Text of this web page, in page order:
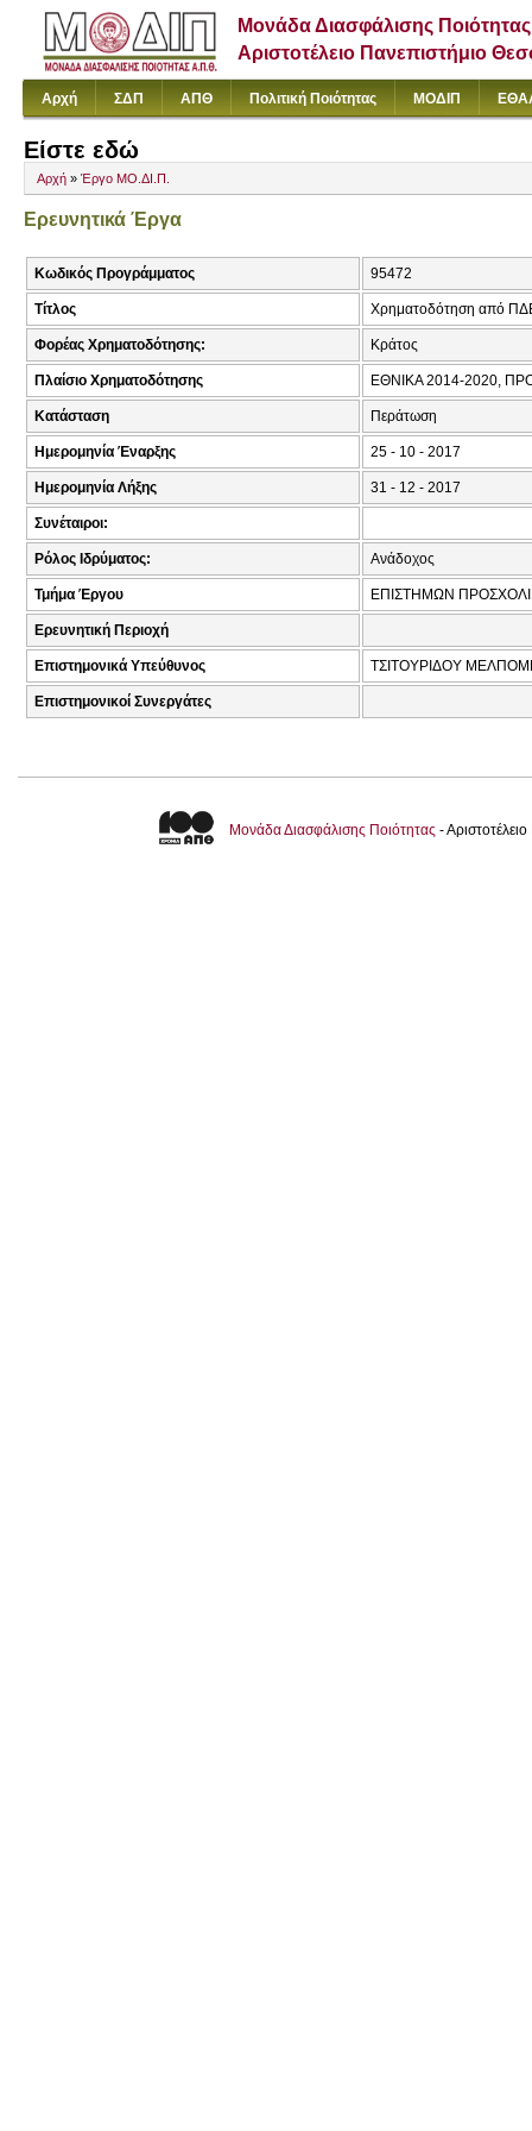
Μονάδα Διασφάλισης Ποιότητας
Αριστοτέλειο Πανεπιστήμιο
Αρχή ΣΔΠ ΑΠΘ Πολιτική Ποιότητας ΜΟΔΙΠ
Είστε εδώ
Αρχή » Έργο ΜΟ.ΔΙ.Π.
Ερευνητικά Έργα
Κωδικός Προγράμματος 95472
Τίτλος Χρηματοδότηση από
Φορέας Χρηματοδότησης: Κράτος
Πλαίσιο Χρηματοδότησης ΕΘΝΙΚΑ 2014-2020,
Κατάσταση Περάτωση
Ημερομηνία Έναρξης 25 - 10 - 2017
Ημερομηνία Λήξης 31 - 12 - 2017
Συνέταιροι:
Ρόλος Ιδρύματος: Ανάδοχος
Τμήμα Έργου ΕΠΙΣΤΗΜΩΝ
Ερευνητική Περιοχή
Επιστημονικά Υπεύθυνος ΤΣΙΤΟΥΡΙΔΟΥ
Επιστημονικοί Συνεργάτες
Μονάδα Διασφάλισης Ποιότητας -